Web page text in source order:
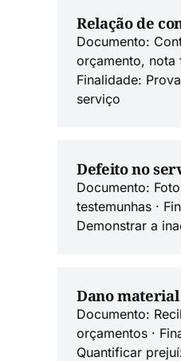
Relação de
Documento:
orçamento, nota
Finalidade:
serviço
Defeito no
Documento:
testemunhas ·
Demonstrar a
Dano material
Documento:
orçamentos ·
Quantificar